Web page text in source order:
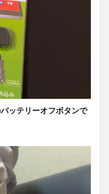
ッテリーオフボタンで